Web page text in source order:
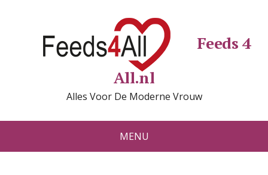
Feeds 4
All.nl
Alles Voor De Moderne Vrouw
MENU